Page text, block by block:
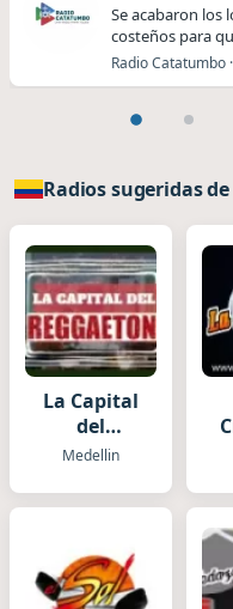
Se acabaron los
costeños para
Radio Catatumbo
Radios sugeridas
La Capital
del
Reggaeton
Medellin